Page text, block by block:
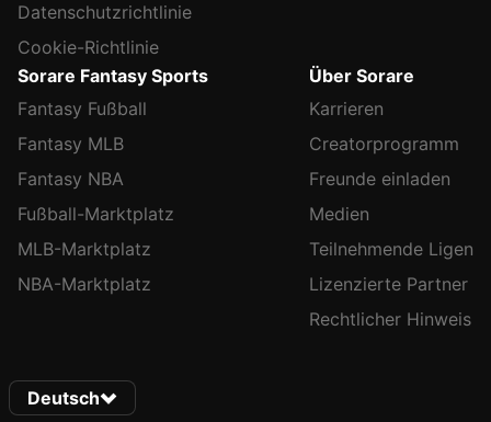
Datenschutzrichtlinie
Cookie-Richtlinie
Sorare Fantasy Sports
Fantasy Fußball
Fantasy MLB
Fantasy NBA
Fußball-Marktplatz
MLB-Marktplatz
NBA-Marktplatz
Über Sorare
Karrieren
Creatorprogramm
Freunde einladen
Medien
Teilnehmende Ligen
Lizenzierte Partner
Rechtlicher Hinweis
Deutsch